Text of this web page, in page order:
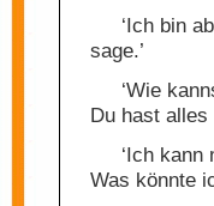
‘Ich bin
sage.’
‘Wie
Du hast
‘Ich
Was könnte